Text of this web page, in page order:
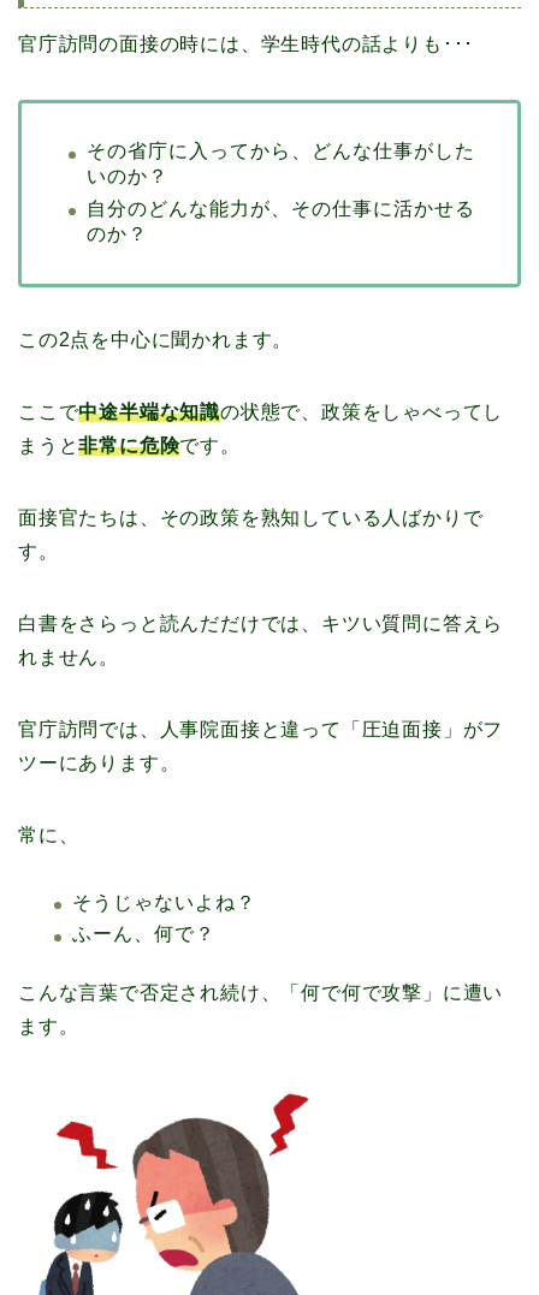
官庁訪問の面接の時には、学生時代の話よりも･･･
その省庁に入ってから、どんな仕事がした
いのか？
自分のどんな能力が、その仕事に活かせる
のか？
この2点を中心に聞かれます。
ここで中途半端な知識の状態で、政策をしゃべってし
まうと非常に危険です。
面接官たちは、その政策を熟知している人ばかりで
す。
白書をさらっと読んだだけでは、キツい質問に答えら
れません。
官庁訪問では、人事院面接と違って「圧迫面接」がフ
ツーにあります。
常に、
そうじゃないよね？
ふーん、何で？
こんな言葉で否定され続け、「何で何で攻撃」に遭い
ます。